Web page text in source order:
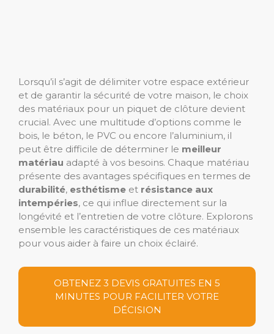
Lorsqu’il s’agit de délimiter votre espace extérieur
et de garantir la sécurité de votre maison, le choix
des matériaux pour un piquet de clôture devient
crucial. Avec une multitude d’options comme le
bois, le béton, le PVC ou encore l’aluminium, il
peut être difficile de déterminer le meilleur
matériau adapté à vos besoins. Chaque matériau
présente des avantages spécifiques en termes de
durabilité, esthétisme et résistance aux
intempéries, ce qui influe directement sur la
longévité et l’entretien de votre clôture. Explorons
ensemble les caractéristiques de ces matériaux
pour vous aider à faire un choix éclairé.
OBTENEZ 3 DEVIS GRATUITES EN 5
MINUTES POUR FACILITER VOTRE
DÉCISION